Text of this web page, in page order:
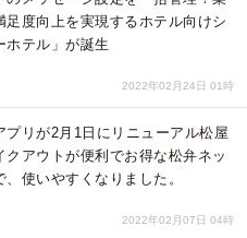
足度向上を実現するホテル向けシ
ホテル」が誕生
2022年02月24日 01時
プリが2月1日にリニューアル松屋
クアウトが便利でお得な松弁ネッ
、使いやすくなりました。
2022年02月07日 04時